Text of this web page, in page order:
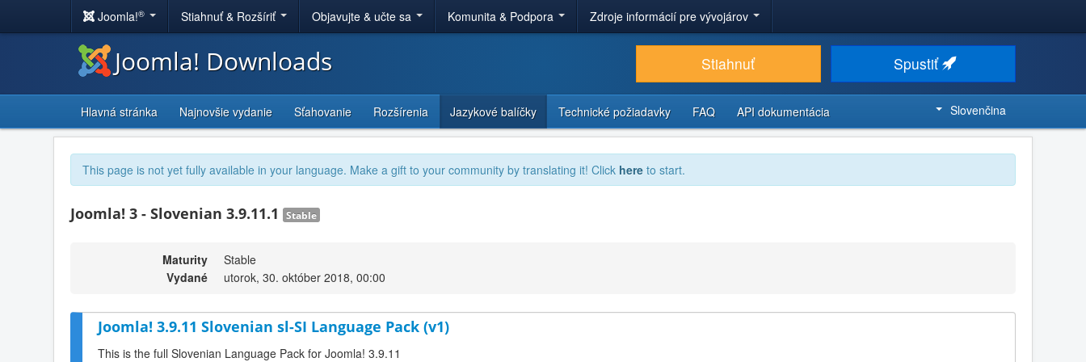
Joomla!® Stiahnuť & Rozšíriť Objavujte & učte sa Komunita & Podpora Zdroje informácií pre vývojárov
Joomla! Downloads Stiahnuť Spustiť
Hlavná stránka Najnovšie vydanie Sťahovanie Rozšírenia Jazykové balíčky Technické požiadavky FAQ API dokumentácia Slovenčina
This page is not yet fully available in your language. Make a gift to your community by translating it! Click here to start.
Joomla! 3 - Slovenian 3.9.11.1 Stable
Maturity
Stable
Vydané
utorok, 30. október 2018, 00:00
Joomla! 3.9.11 Slovenian sl-SI Language Pack (v1)
This is the full Slovenian Language Pack for Joomla! 3.9.11